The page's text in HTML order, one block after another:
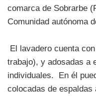
comarca de Sobrarbe
Comunidad autónoma
El lavadero cuenta
trabajo), y adosadas a
individuales. En él
colocadas de